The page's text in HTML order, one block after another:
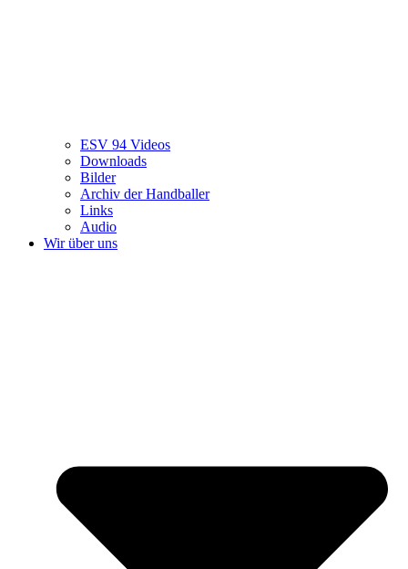
ESV 94 Videos
Downloads
Bilder
Archiv der Handballer
Links
Audio
Wir über uns